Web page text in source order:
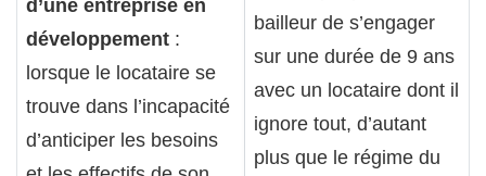
d’une entreprise en
développement :
lorsque le locataire se
trouve dans l’incapacité
d’anticiper les besoins
bailleur de s’engager
sur une durée de 9 ans
avec un locataire dont il
ignore tout, d’autant
plus que le régime du